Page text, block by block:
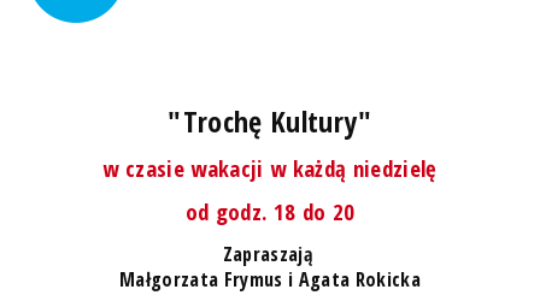
"Trochę Kultury"
w czasie wakacji w każdą niedzielę
od godz. 18 do 20
Zapraszają
Małgorzata Frymus i Agata Rokicka